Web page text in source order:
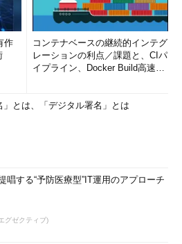
作
コンテナベースの継続的インテグ
レーションの利点／課題と、CIパ
イプライン、Docker Build高速化
」とは、「デジタル署名」とは
唱する“予防医療型”IT運用のアプローチ
グゼクティブ)